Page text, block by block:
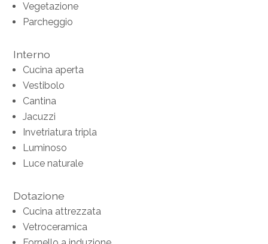
Vegetazione
Parcheggio
Interno
Cucina aperta
Vestibolo
Cantina
Jacuzzi
Invetriatura tripla
Luminoso
Luce naturale
Dotazione
Cucina attrezzata
Vetroceramica